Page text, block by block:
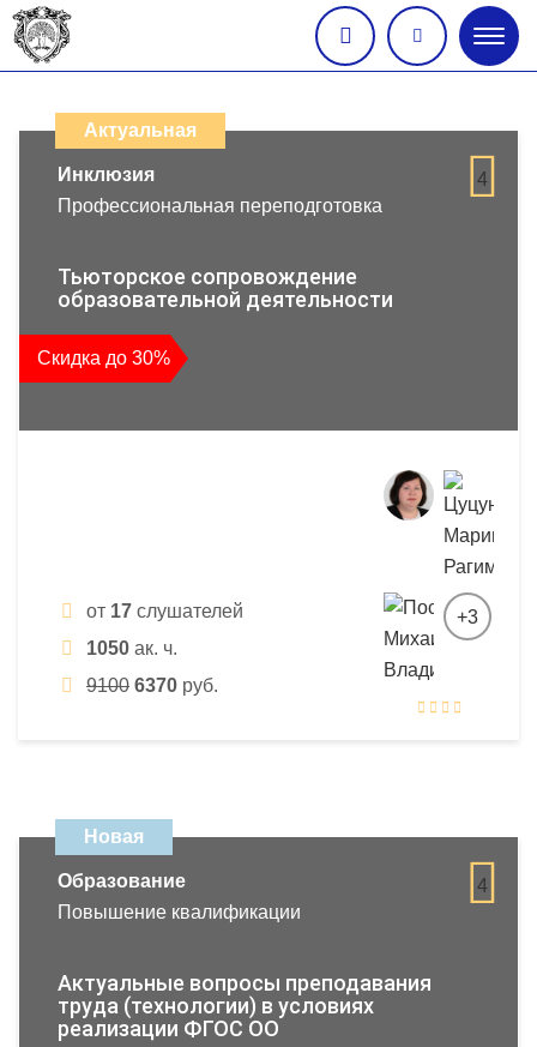
меню
дистанционных
образовательных
повышения
квалификации
и
профессиональной
Актуальная
4
Инклюзия
Профессиональная переподготовка
Тьюторское сопровождение
образовательной деятельности
Скидка до 30%
от 17 слушателей
1050 ак. ч.
9100 6370 руб.
+3
Новая
4
Образование
Повышение квалификации
Актуальные вопросы преподавания
труда (технологии) в условиях
реализации ФГОС ОО